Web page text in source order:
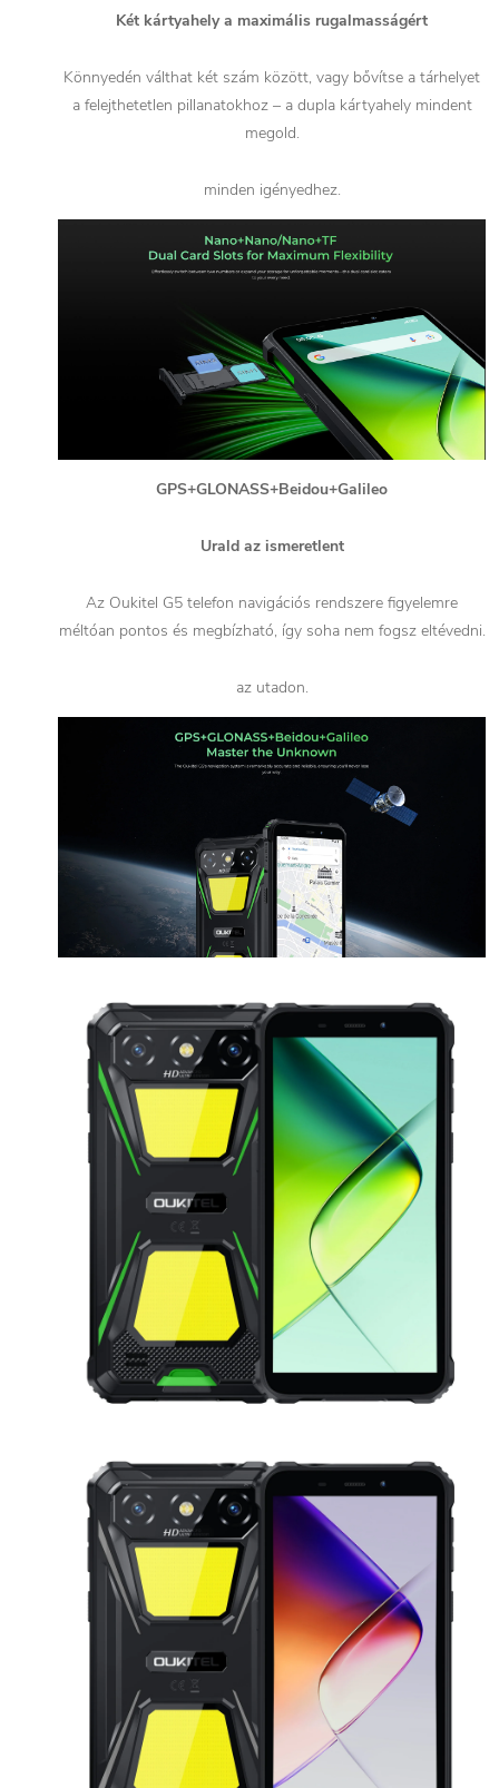
Két kártyahely a maximális rugalmasságért
Könnyedén válthat két szám között, vagy bővítse a tárhelyet
a felejthetetlen pillanatokhoz – a dupla kártyahely mindent
megold.
minden igényedhez.
GPS+GLONASS+Beidou+Galileo
Urald az ismeretlent
Az Oukitel G5 telefon navigációs rendszere figyelemre
méltóan pontos és megbízható, így soha nem fogsz eltévedni.
az utadon.